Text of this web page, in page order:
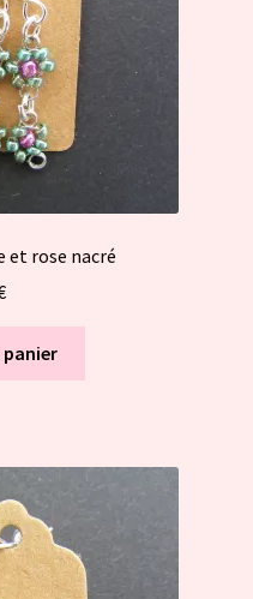
et rose nacré